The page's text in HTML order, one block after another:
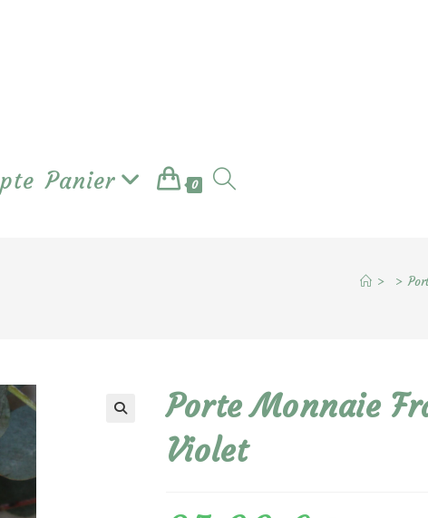
Panier 0
> >
Porte Monnaie
Violet